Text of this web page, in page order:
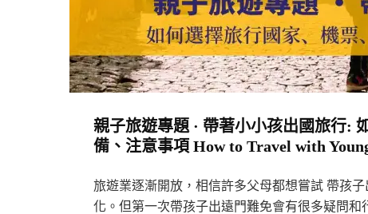
Portugal〉
中
親子旅遊專題 · 帶著小小孩出國旅行:
備、注意事項 How to Travel with
旅遊業逐漸開放，相信許多父母都想嘗試 帶孩
化。但第一次帶孩子出遠門難免會有很多疑問